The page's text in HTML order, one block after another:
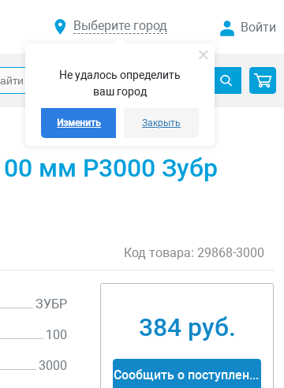
Не удалось определить
ваш город
Изменить Закрыть
Выберите город Войти
мм Р3000 Зубр
Код товара: 29868-3000
ЗУБР
100
3000
384 руб.
Сообщить о поступлении